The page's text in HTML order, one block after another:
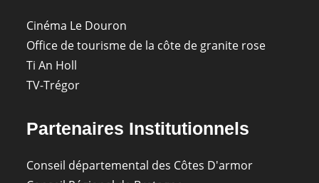
Cinéma Le Douron
Office de tourisme de la côte de granite rose
Ti An Holl
TV-Trégor
Partenaires Institutionnels
Conseil départemental des Côtes D'armor